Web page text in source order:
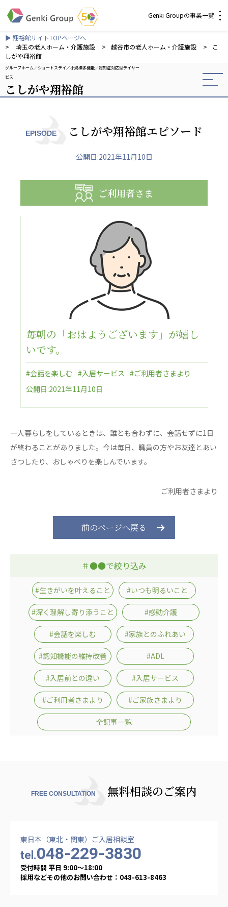
Genki Groupの事業一覧
介護・福祉
社会福祉法人元気村
社会福祉法人長寿の森
株式会社 サンガジャパン
株式会社Genkiリレーションズ
一般社団法人 日本高齢者福祉協会
株式会社 爽やかな風沖縄
株式会社 鷹揚館
鷹揚館
社会福祉法人 共生会
特別養護老人ホーム 共生の家
株式会社 アジアメデカ元気事業団
アジアメデカ元気事業団
株式会社 爽やかな風九州
爽やかな風九州
株式会社 七星
社会福祉法人 心の会
心の会
聖心美容クリニック
フォレストデンタルクリニック
医療法人 共生会
松園病院介護医療院
松園第二病院
複合ケアセンターまつぞの
医療法人社団 鴻愛会
こうのす共生病院
OKP with Life クリニック
こうのすナーシングホーム共生園
あげお共生の家
医療法人 京都翔医会
西京都病院
上桂の郷
学校法人明星学園 関東福祉専門学校
国際医療専門学校
▶ 翔裕館サイトTOPページへ
>
埼玉の老人ホーム・介護施設 > 越谷市の老人ホーム・介護施設 >
こ
しがや翔裕館
グループホーム ショートステイ 小規模多機能
認知症対応型デイサー
ビス
こしがや翔裕館
EPISODE こしがや翔裕館エピソード
公開日:2021年11月10日
ご利用者さま
毎朝の「おはようございます」が嬉し
いです。
#会話を楽しむ #入居サービス #ご利用者さまより
公開日:2021年11月10日
一人暮らしをしているときは、誰とも合わずに、会話せずに1日
が終わることがありました。今は毎日、職員の方やお友達とあい
さつしたり、おしゃべりを楽しんでいます。
ご利用者さまより
前のページへ戻る
＃●●で絞り込み
#生きがいを叶えること #いつも明るいこと
#深く理解し寄り添うこと #感動介護
#会話を楽しむ #家族とのふれあい
#認知機能の維持改善 #ADL
#入居前との違い #入居サービス
#ご利用者さまより #ご家族さまより
全記事一覧
FREE CONSULTATION 無料相談のご案内
東日本（東北・関東）ご入居相談室
tel.048-229-3830
受付時間 平日 9:00〜18:00
採用などその他のお問い合わせ：048-613-8463